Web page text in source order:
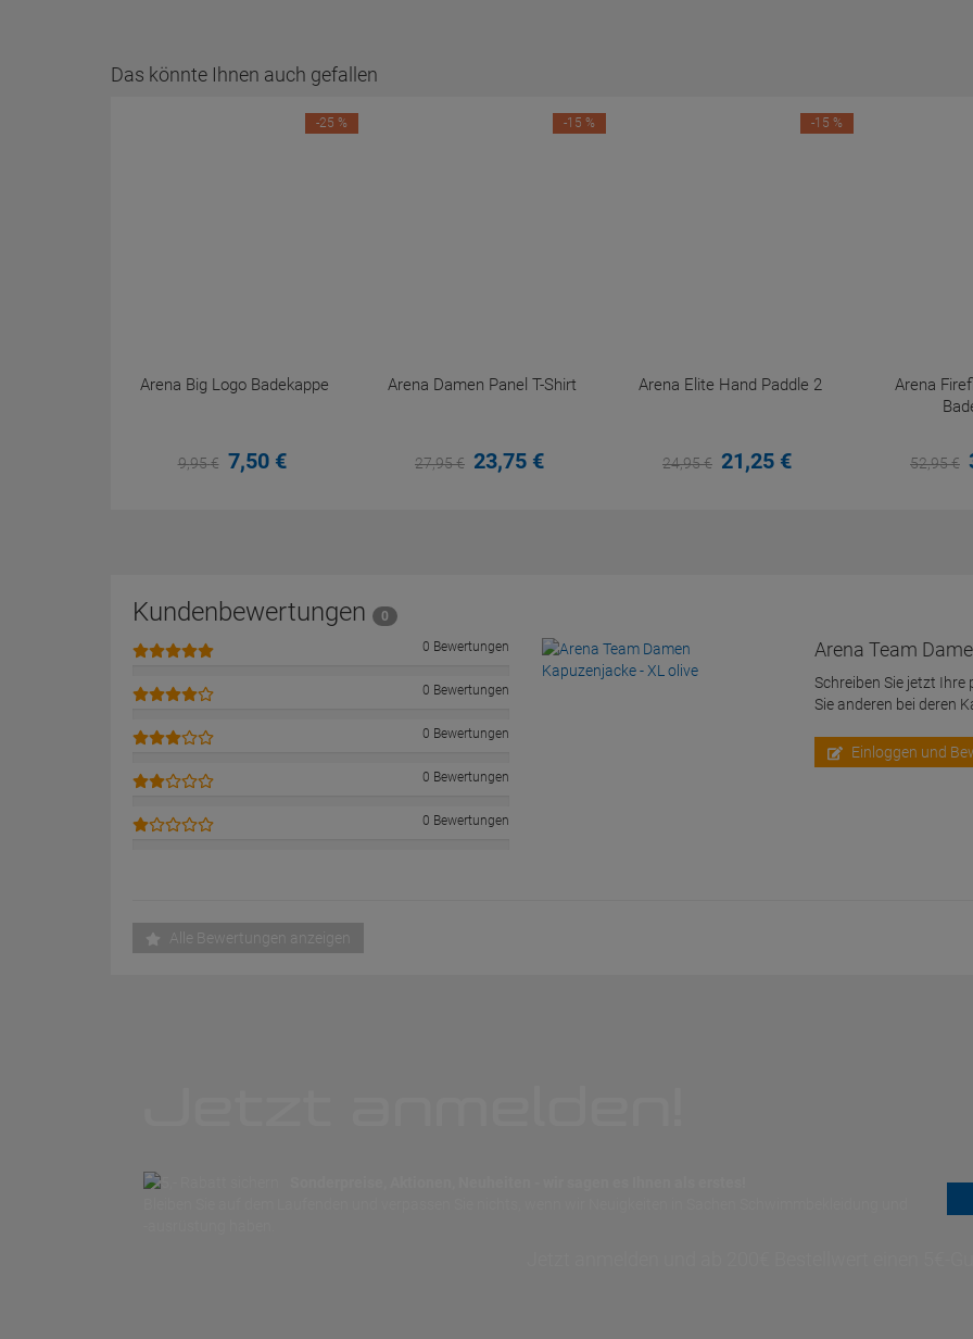
Das könnte Ihnen auch gefallen
Arena Big Logo Badekappe
9,95€ 7,50 €
-25 %
Arena Damen Panel T-Shirt
27,95€ 23,75 €
-15 %
Arena Elite Hand Paddle 2
24,95€ 21,25 €
-15 %
Arena
52,95€
Kundenbewertungen
0
0 Bewertungen
0 Bewertungen
0 Bewertungen
0 Bewertungen
0 Bewertungen
Arena Team
Schreiben Sie jetzt
Sie anderen bei deren
Einloggen und
Alle Bewertungen anzeigen